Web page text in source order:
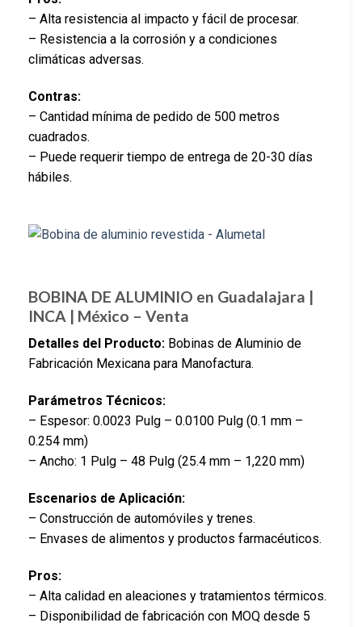
– Alta resistencia al impacto y fácil de procesar.
– Resistencia a la corrosión y a condiciones
climáticas adversas.
Contras:
– Cantidad mínima de pedido de 500 metros
cuadrados.
– Puede requerir tiempo de entrega de 20-30 días
hábiles.
BOBINA DE ALUMINIO en Guadalajara |
INCA | México – Venta
Detalles del Producto: Bobinas de Aluminio de
Fabricación Mexicana para Manofactura.
Parámetros Técnicos:
– Espesor: 0.0023 Pulg – 0.0100 Pulg (0.1 mm –
0.254 mm)
– Ancho: 1 Pulg – 48 Pulg (25.4 mm – 1,220 mm)
Escenarios de Aplicación:
– Construcción de automóviles y trenes.
– Envases de alimentos y productos farmacéuticos.
Pros:
– Alta calidad en aleaciones y tratamientos térmicos.
– Disponibilidad de fabricación con MOQ desde 5